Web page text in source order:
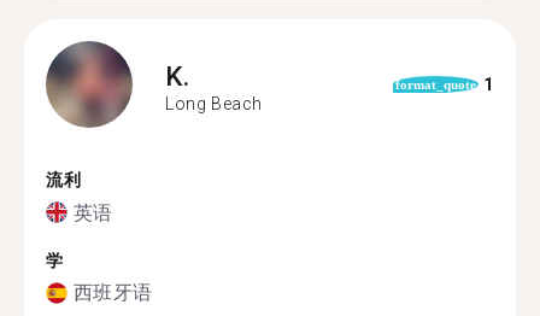
K.
Long Beach
format_quote 1
流利
英语
学
西班牙语